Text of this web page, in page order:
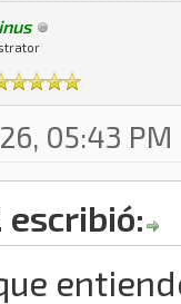
05:43 PM
escribió: